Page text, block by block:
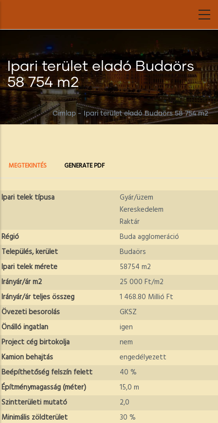
Ipari terület eladó Budaörs
58 754 m2
Címlap - Ipari terület eladó Budaörs 58 754 m2
Elsődleges
fülek
MEGTEKINTÉS (AKTÍVGENERATE PDF
Ipari telek típusa
Gyár/üzem
Kereskedelem
Raktár
Régió
Buda agglomeráció
Település, kerület
Budaörs
Ipari telek mérete
58754 m2
Irányár/ár m2
25 000 Ft/m2
Irányár/ár teljes összeg
1 468.80 Millió Ft
Övezeti besorolás
GKSZ
Önálló ingatlan
igen
Project cég birtokolja
nem
Kamion behajtás
engedélyezett
Beépíthetőség felszín felett
40 %
Építménymagasság (méter)
15,0 m
Szintterületi mutató
2,0
Minimális zöldterület
30 %